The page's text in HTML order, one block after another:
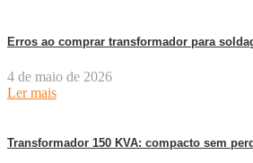
Erros ao comprar transformador para
4 de maio de 2026
Ler mais
Transformador 150 KVA: compacto sem